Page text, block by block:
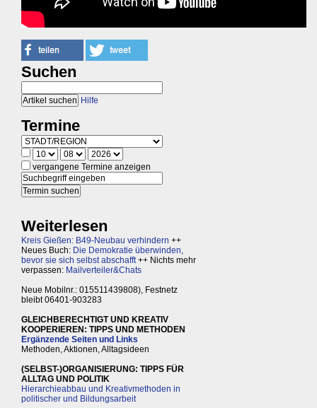
Suchen
Hilfe
Termine
vergangene Termine anzeigen
Weiterlesen
Kreis Gießen: B49-Neubau verhindern ++
Neues Buch: Die Demokratie überwinden,
bevor sie sich selbst abschafft++ Nichts mehr
verpassen: Mailverteiler&Chats
Neue Mobilnr.: 015511439808), Festnetz
bleibt 06401-903283
GLEICHBERECHTIGT UND KREATIV
KOOPERIEREN: TIPPS UND METHODEN
Ergänzende Seiten und Links
Methoden, Aktionen, Alltagsideen
(SELBST-)ORGANISIERUNG: TIPPS FÜR
ALLTAG UND POLITIK
Hierarchieabbau und Kreativmethoden in
politischer und Bildungsarbeit